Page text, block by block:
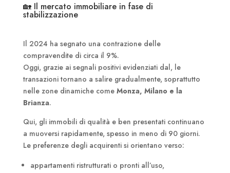
🏡 Il mercato immobiliare in fase di
stabilizzazione
Il 2024 ha segnato una contrazione delle
compravendite di circa il 9%.
Oggi, grazie ai segnali positivi evidenziati dal, le
transazioni tornano a salire gradualmente, soprattutto
nelle zone dinamiche come Monza, Milano e la
Brianza.
Qui, gli immobili di qualità e ben presentati continuano
a muoversi rapidamente, spesso in meno di 90 giorni.
Le preferenze degli acquirenti si orientano verso:
appartamenti ristrutturati o pronti all’uso,